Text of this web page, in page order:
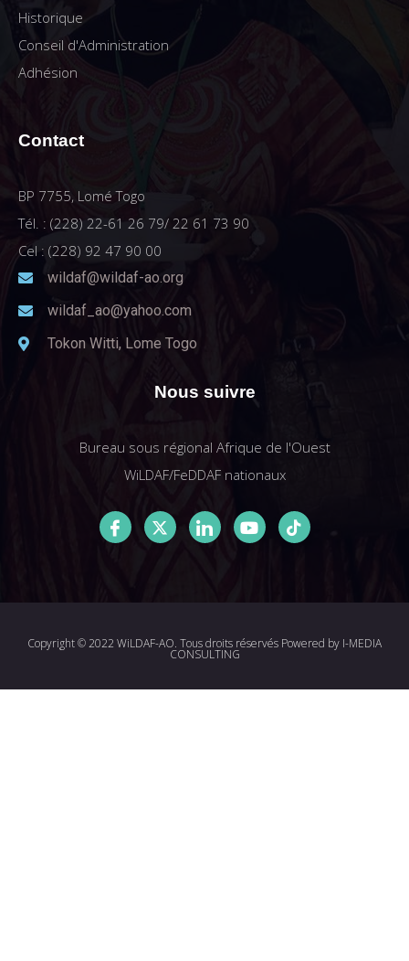
Historique
Conseil d'Administration
Adhésion
Contact
BP 7755, Lomé Togo
Tél. : (228) 22-61 26 79/ 22 61 73 90
Cel : (228) 92 47 90 00
wildaf@wildaf-ao.org
wildaf_ao@yahoo.com
Tokon Witti, Lome Togo
Nous suivre
Bureau sous régional Afrique de l'Ouest
WiLDAF/FeDDAF nationaux
Copyright © 2022 WiLDAF-AO. Tous droits réservés Powered by I-MEDIA
CONSULTING